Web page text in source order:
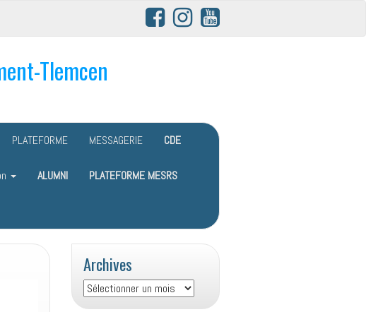
Tlemcen
PLATEFORME MESSAGERIE CDE
ALUMNI PLATEFORME MESRS
Archives
Archives